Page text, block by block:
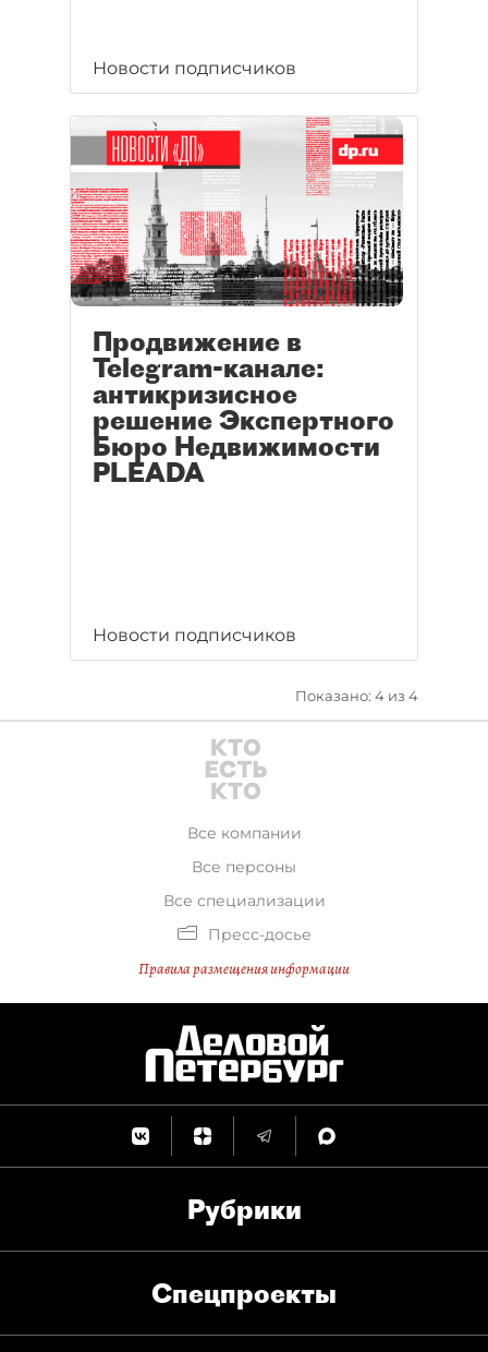
Новости подписчиков
Продвижение в
Telegram-канале:
антикризисное
решение Экспертного
Бюро Недвижимости
PLEADA
Новости подписчиков
Показано: 4 из 4
Все компании
Все персоны
Все специализации
Пресс-досье
Правила размещения информации
Рубрики
Спец­проекты